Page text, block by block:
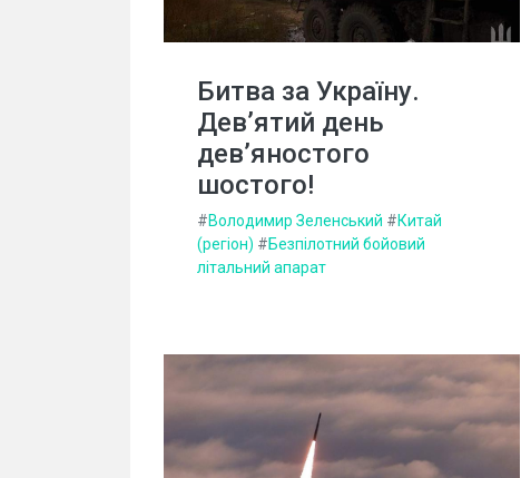
Битва за Україну.
Дев’ятий день
дев’яностого
шостого!
#Володимир Зеленський #Китай
(регіон) #Безпілотний бойовий
літальний апарат